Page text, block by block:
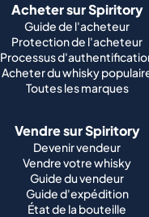
Acheter sur Spiritory
Guide de l'acheteur
Protection de l'acheteur
Processus
Acheter du whisky
Toutes les marques
Vendre sur Spiritory
Devenir vendeur
Vendre votre whisky
Guide du vendeur
Guide d'expédition
État de la bouteille